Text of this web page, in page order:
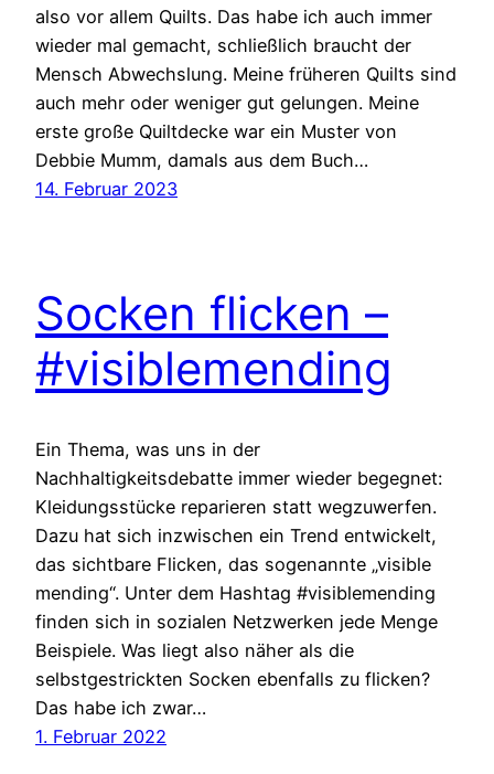
also vor allem Quilts. Das habe ich auch immer
wieder mal gemacht, schließlich braucht der
Mensch Abwechslung. Meine früheren Quilts sind
auch mehr oder weniger gut gelungen. Meine
erste große Quiltdecke war ein Muster von
Debbie Mumm, damals aus dem Buch…
14. Februar 2023
Socken flicken –
#visiblemending
Ein Thema, was uns in der
Nachhaltigkeitsdebatte immer wieder begegnet:
Kleidungsstücke reparieren statt wegzuwerfen.
Dazu hat sich inzwischen ein Trend entwickelt,
das sichtbare Flicken, das sogenannte „visible
mending“. Unter dem Hashtag #visiblemending
finden sich in sozialen Netzwerken jede Menge
Beispiele. Was liegt also näher als die
selbstgestrickten Socken ebenfalls zu flicken?
Das habe ich zwar…
1. Februar 2022